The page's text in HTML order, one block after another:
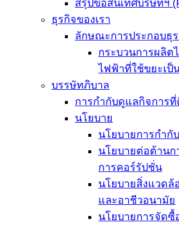
สรุปข้อสนเทศบริษัทฯ
ธุรกิจของเรา
ลักษณะการประกอบธุ
กระบวนการผลิต
ไฟฟ้าที่ใช้ขยะเป็
บรรษัทภิบาล
การกำกับดูแลกิจการที่
นโยบาย
นโยบายการกำกั
นโยบายต่อต้านก
การคอร์รัปชั่น
นโยบายสิ่งแวด
และอาชีวอนามัย
นโยบายการจัดซื้